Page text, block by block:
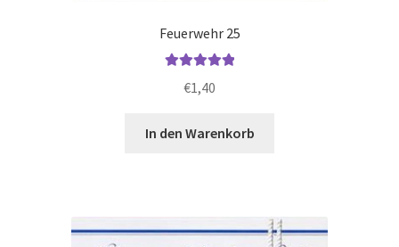
Feuerwehr 25
von 5
€1,40
In den Warenkorb